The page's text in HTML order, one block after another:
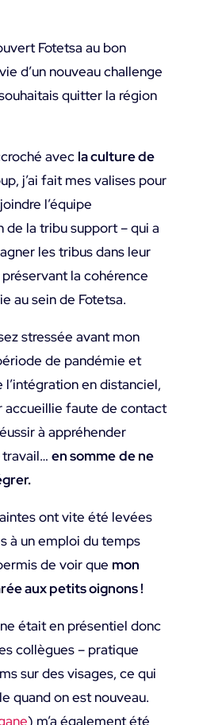
Fotetsa au bon
d’un nouveau challenge
quitter la région
avec la culture de
j’ai fait mes valises pour
l’équipe
de la tribu support – qui a
les tribus dans leur
la cohérence
au sein de Fotetsa.
stressée avant mon
de pandémie et
l’intégration en distanciel,
accueillie faute de contact
à appréhender
travail… en sommede ne
ont vite été levées
à un emploi du temps
de voir que mon
aux petits oignons !
était en présentiel donc
collègues – pratique
sur des visages, ce qui
quand on est nouveau.
) m’a également été